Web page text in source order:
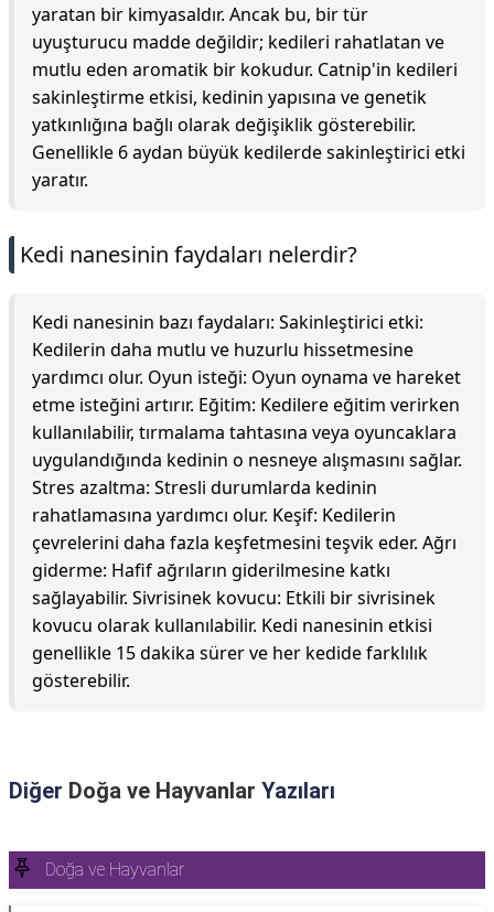
yaratan bir kimyasaldır. Ancak bu, bir tür
uyuşturucu madde değildir; kedileri rahatlatan ve
mutlu eden aromatik bir kokudur. Catnip'in kedileri
sakinleştirme etkisi, kedinin yapısına ve genetik
yatkınlığına bağlı olarak değişiklik gösterebilir.
Genellikle 6 aydan büyük kedilerde sakinleştirici etki
yaratır.
Kedi nanesinin faydaları nelerdir?
Kedi nanesinin bazı faydaları: Sakinleştirici etki:
Kedilerin daha mutlu ve huzurlu hissetmesine
yardımcı olur. Oyun isteği: Oyun oynama ve hareket
etme isteğini artırır. Eğitim: Kedilere eğitim verirken
kullanılabilir, tırmalama tahtasına veya oyuncaklara
uygulandığında kedinin o nesneye alışmasını sağlar.
Stres azaltma: Stresli durumlarda kedinin
rahatlamasına yardımcı olur. Keşif: Kedilerin
çevrelerini daha fazla keşfetmesini teşvik eder. Ağrı
giderme: Hafif ağrıların giderilmesine katkı
sağlayabilir. Sivrisinek kovucu: Etkili bir sivrisinek
kovucu olarak kullanılabilir. Kedi nanesinin etkisi
genellikle 15 dakika sürer ve her kedide farklılık
gösterebilir.
Diğer Doğa ve Hayvanlar Yazıları
Doğa ve Hayvanlar